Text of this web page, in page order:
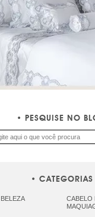
PESQUISE NO
CATEGORIAS
BELEZA
CABELO